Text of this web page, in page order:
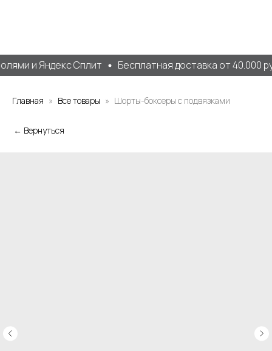
и Яндекс Сплит Бесплатная доставка от 40.000
Главная Все товары Шорты-боксеры с подвязками
← Вернуться